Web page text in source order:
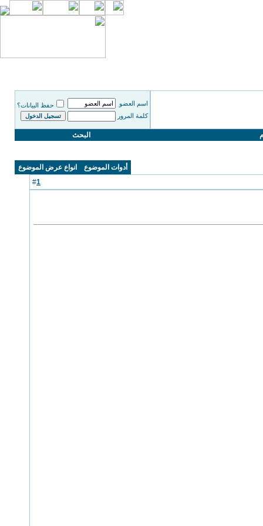
اسم العضو
حفظ البيانات؟
كلمة المرور
البحث
أدوات الموضوع
انواع عرض الموضوع
1